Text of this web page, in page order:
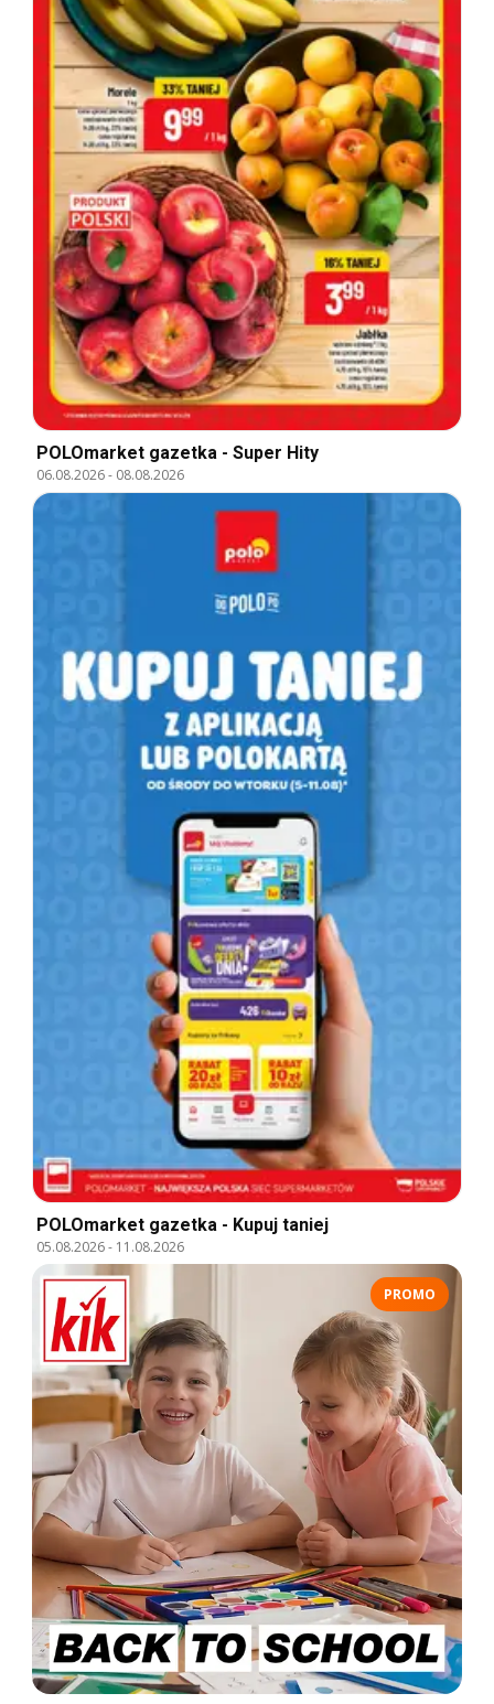
POLOmarket gazetka - Super Hity
06.08.2026- 08.08.2026
POLOmarket gazetka - Kupuj taniej
05.08.2026- 11.08.2026
PROMO